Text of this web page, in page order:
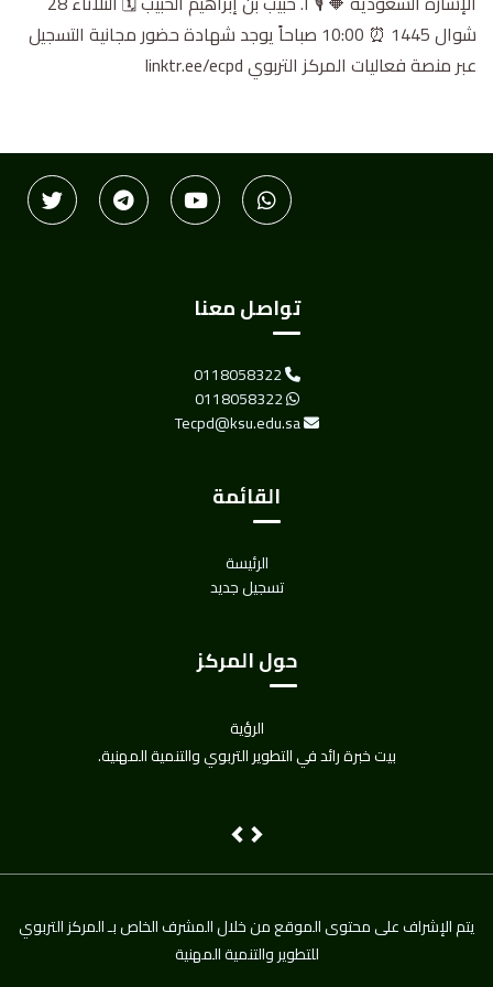
شوال 1445 ⏰ 10:00 صباحاً يوجد شهادة حضور مجانية التسجيل
عبر منصة فعاليات المركز التربوي linktr.ee/ecpd
تواصل معنا
0118058322
0118058322
Tecpd@ksu.edu.sa
القائمة
الرئيسة
تسجيل جديد
حول المركز
الرؤية
بيت خبرة رائد في التطوير التربوي والتنمية المهنية.
Next
يتم اﻹشراف على محتوى الموقع من خلال المشرف الخاص بـ المركز التربوي
للتطوير والتنمية المهنية